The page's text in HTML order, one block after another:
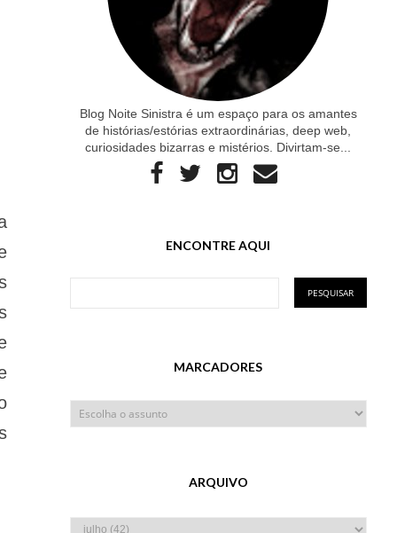
Blog Noite Sinistra é um espaço para os amantes
de histórias/estórias extraordinárias, deep web,
curiosidades bizarras e mistérios. Divirtam-se...
ENCONTRE AQUI
MARCADORES
ARQUIVO